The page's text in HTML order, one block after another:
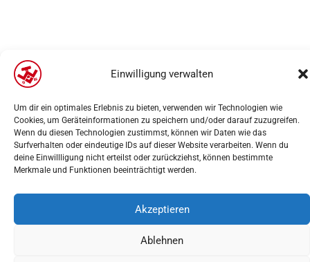
Einwilligung verwalten
Um dir ein optimales Erlebnis zu bieten, verwenden wir Technologien wie
Cookies, um Geräteinformationen zu speichern und/oder darauf zuzugreifen.
Wenn du diesen Technologien zustimmst, können wir Daten wie das
Surfverhalten oder eindeutige IDs auf dieser Website verarbeiten. Wenn du
deine Einwillligung nicht erteilst oder zurückziehst, können bestimmte
Merkmale und Funktionen beeinträchtigt werden.
Akzeptieren
Ablehnen